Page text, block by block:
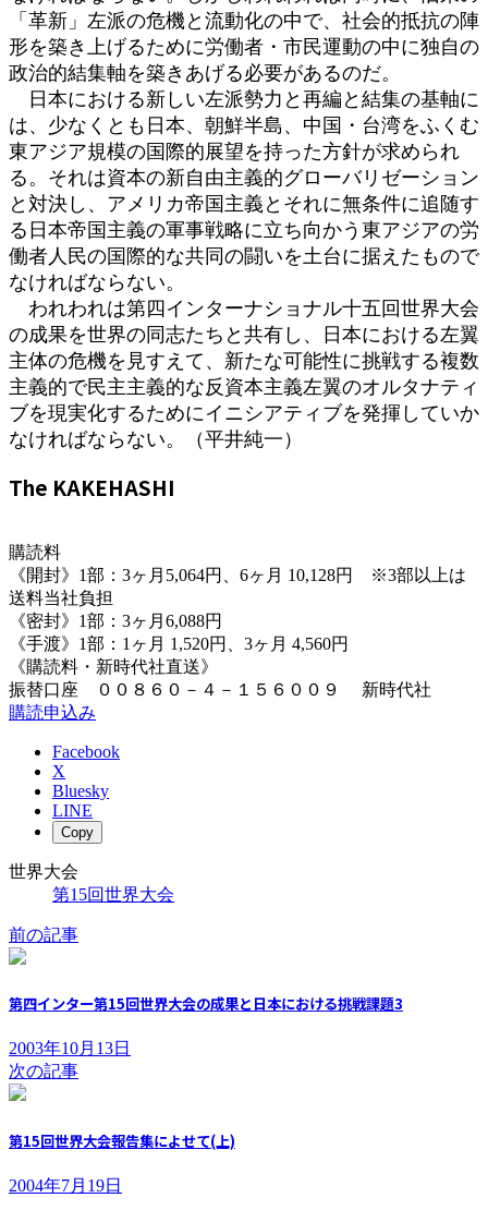
「革新」左派の危機と流動化の中で、社会的抵抗の陣
形を築き上げるために労働者・市民運動の中に独自の
政治的結集軸を築きあげる必要があるのだ。
日本における新しい左派勢力と再編と結集の基軸に
は、少なくとも日本、朝鮮半島、中国・台湾をふくむ
東アジア規模の国際的展望を持った方針が求められ
る。それは資本の新自由主義的グローバリゼーション
と対決し、アメリカ帝国主義とそれに無条件に追随す
る日本帝国主義の軍事戦略に立ち向かう東アジアの労
働者人民の国際的な共同の闘いを土台に据えたもので
なければならない。
われわれは第四インターナショナル十五回世界大会
の成果を世界の同志たちと共有し、日本における左翼
主体の危機を見すえて、新たな可能性に挑戦する複数
主義的で民主主義的な反資本主義左翼のオルタナティ
ブを現実化するためにイニシアティブを発揮していか
なければならない。（平井純一）
The KAKEHASHI
購読料
《開封》1部：3ヶ月5,064円、6ヶ月 10,128円 ※3部以上は
送料当社負担
《密封》1部：3ヶ月6,088円
《手渡》1部：1ヶ月 1,520円、3ヶ月 4,560円
《購読料・新時代社直送》
振替口座 ００８６０－４－１５６００９ 新時代社
購読申込み
Facebook
X
Bluesky
LINE
Copy
世界大会
第15回世界大会
前の記事
第四インター第15回世界大会の成果と日本における挑戦課題3
2003年10月13日
次の記事
第15回世界大会報告集によせて(上)
2004年7月19日